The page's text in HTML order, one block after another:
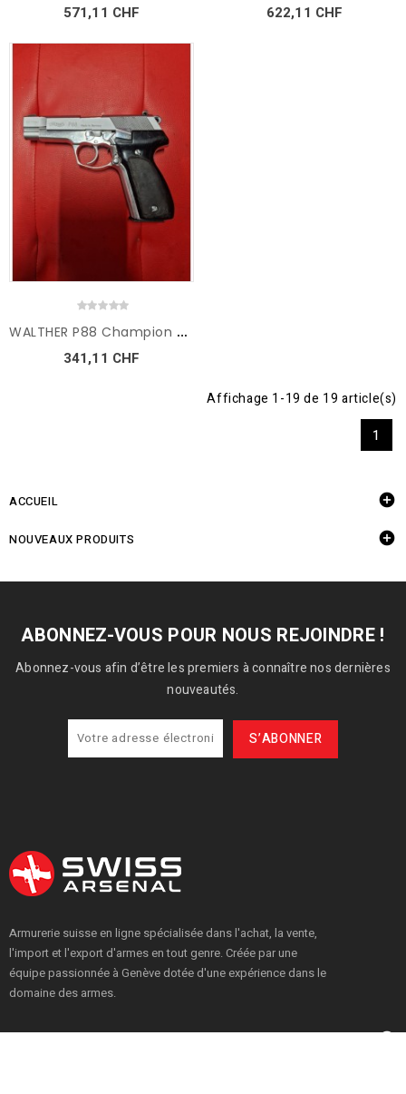
571,11 CHF 622,11 CHF
W
ALTHER P88 Champion cal....
341,11 CHF
Affichage 1-19 de 19 article(s)
1
ACCUEIL 
NOUVEAUX PRODUITS 
ABONNEZ-VOUS POUR NOUS REJOINDRE !
Abonnez-vous afin d’être les premiers à connaître nos dernières
nouveautés.
Armurerie suisse en ligne spécialisée dans l'achat, la vente,
l'import et l'export d'armes en tout genre. Créée par une
équipe passionnée à Genève dotée d'une expérience dans le
domaine des armes.
